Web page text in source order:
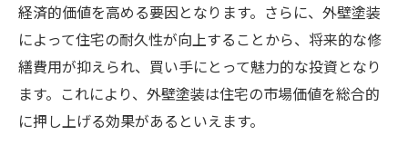
割
リサイクル素材を用いた外壁塗装の利点
環境に配慮した塗装方法とは
地球に優しい外壁塗装が住まいに与える影
響
経済的価値を高める要因となります。さらに、外壁塗装
によって住宅の耐久性が向上することから、将来的な修
繕費用が抑えられ、買い手にとって魅力的な投資となり
ます。これにより、外壁塗装は住宅の市場価値を総合的
に押し上げる効果があるといえます。